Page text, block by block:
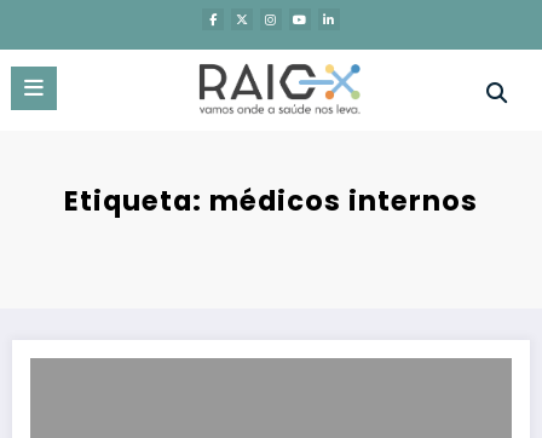
o
conteúdo
Etiqueta: médicos internos